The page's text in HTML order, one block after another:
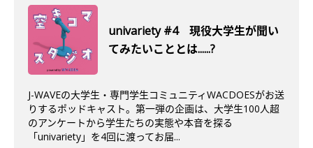
univariety #4 現役大学生が聞い
てみたいこととは......?
J-WAVEの大学生・専門学生コミュニティWACDOESがお送
りするポッドキャスト。第一弾の企画は、大学生100人超
のアンケートから学生たちの実態や本音を探る
「univariety」を4回に渡ってお届...